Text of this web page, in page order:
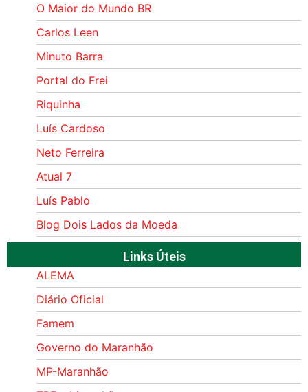
O Maior do Mundo BR
Carlos Leen
Minuto Barra
Portal do Frei
Riquinha
Luís Cardoso
Neto Ferreira
Atual 7
Luís Pablo
Blog Dois Lados da Moeda
Links Úteis
ALEMA
Diário Oficial
Famem
Governo do Maranhão
MP-Maranhão